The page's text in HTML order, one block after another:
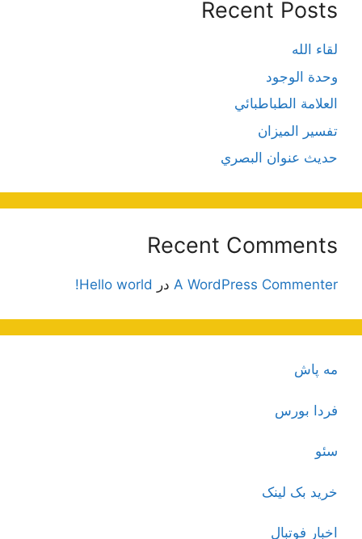
Recent Posts
لقاء الله
وحدة الوجود
العلامة الطباطبائي
تفسير الميزان
حديث عنوان البصري
Recent Comments
A WordPress CommenterدرHello world!
مه پاش
فردا بورس
خرید بک لینک
اخبار فوتبال